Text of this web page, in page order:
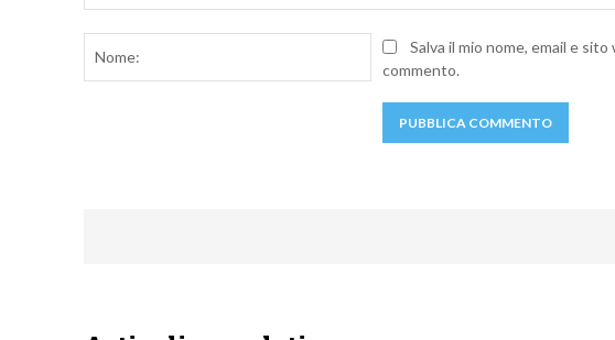
Nome:Salva il mio nome, email e
commento.